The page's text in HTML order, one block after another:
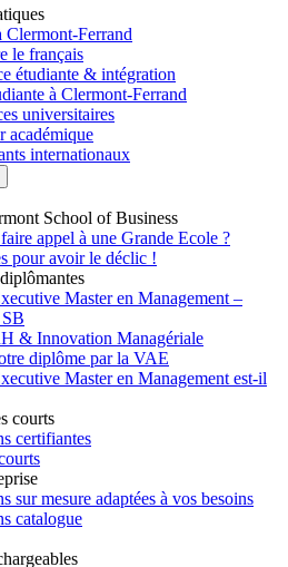
Clermont-Ferrand
le français
étudiante & intégration
à Clermont-Ferrand
universitaires
académique
internationaux
School of Business
appel à une Grande Ecole ?
pour avoir le déclic !
Master en Management –
& Innovation Managériale
diplôme par la VAE
Master en Management est-il
courts
certifiantes
sur mesure adaptées à vos besoins
catalogue